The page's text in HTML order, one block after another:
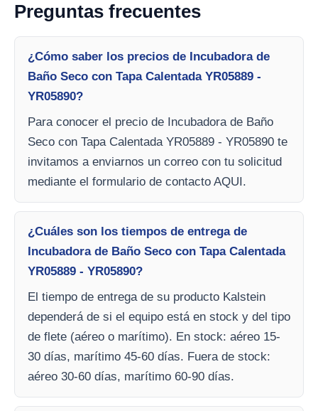
Preguntas frecuentes
¿Cómo saber los precios de Incubadora de
Baño Seco con Tapa Calentada YR05889 -
YR05890?
Para conocer el precio de Incubadora de Baño
Seco con Tapa Calentada YR05889 - YR05890 te
invitamos a enviarnos un correo con tu solicitud
mediante el formulario de contacto AQUI.
¿Cuáles son los tiempos de entrega de
Incubadora de Baño Seco con Tapa Calentada
YR05889 - YR05890?
El tiempo de entrega de su producto Kalstein
dependerá de si el equipo está en stock y del tipo
de flete (aéreo o marítimo). En stock: aéreo 15-
30 días, marítimo 45-60 días. Fuera de stock:
aéreo 30-60 días, marítimo 60-90 días.